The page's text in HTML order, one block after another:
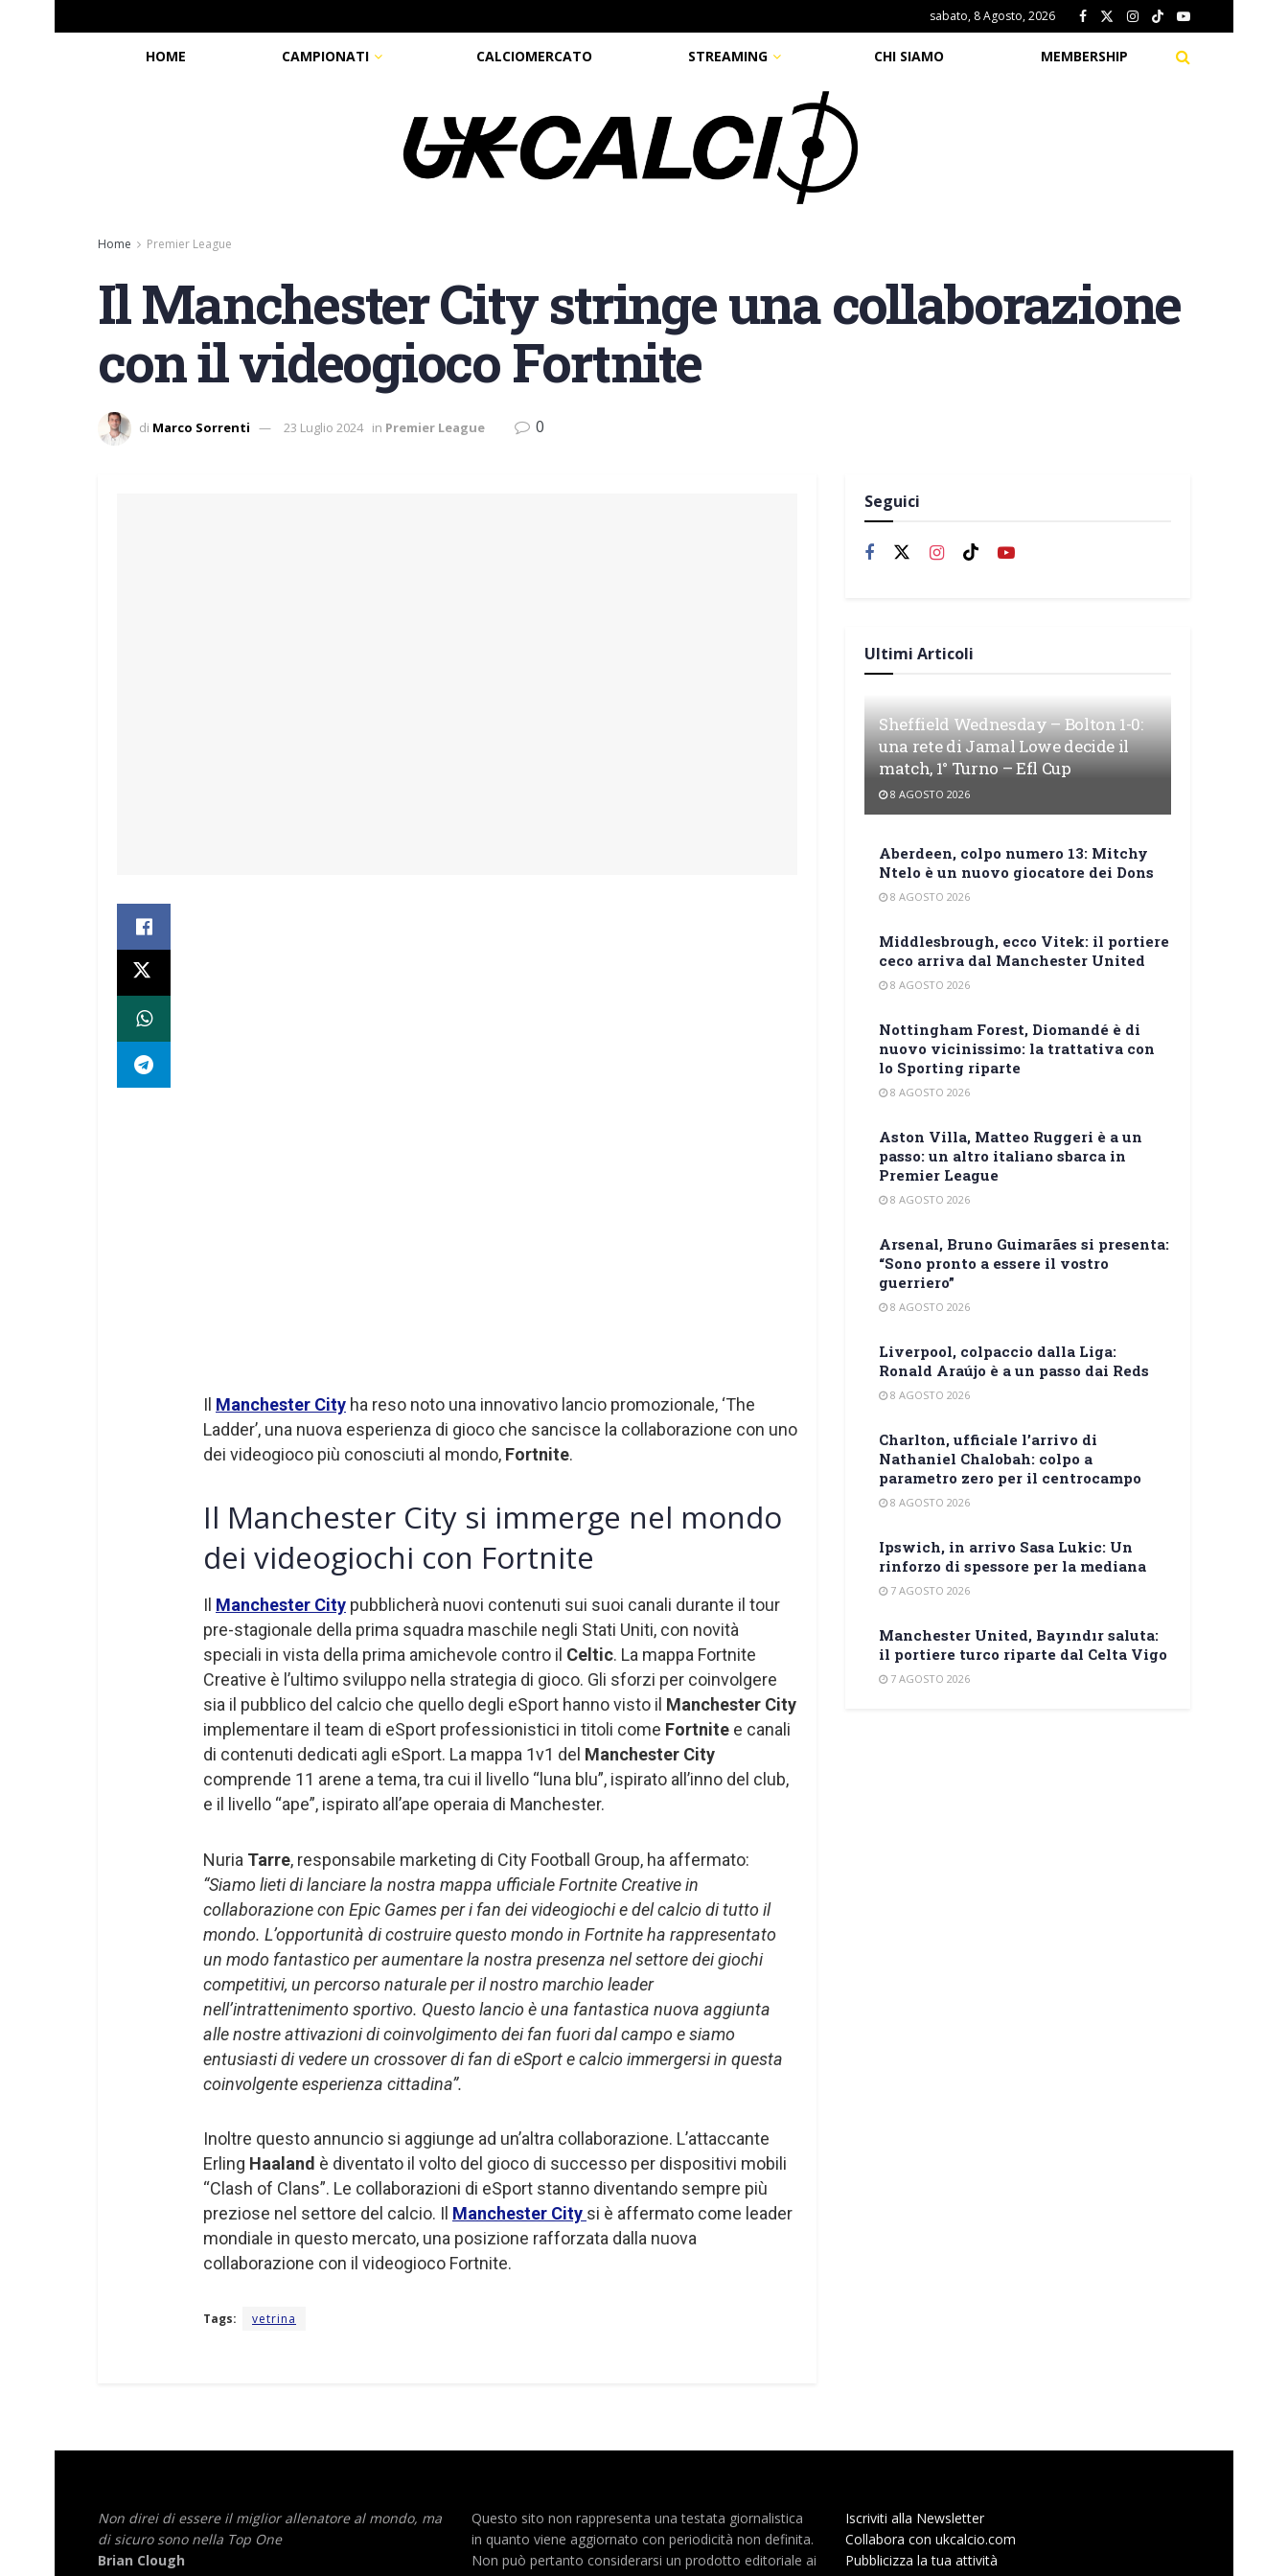
sabato, 8 Agosto, 2026
HOME CAMPIONATI CALCIOMERCATO STREAMING CHI SIAMO MEMBERSHIP
Home Premier League
Il Manchester City stringe una collaborazione
con il videogioco Fortnite
di Marco Sorrenti 23 Luglio 2024 in Premier League 0
Il Manchester City ha reso noto una innovativo lancio promozionale, ‘The
Ladder’, una nuova esperienza di gioco che sancisce la collaborazione con uno
dei videogioco più conosciuti al mondo, Fortnite.
Il Manchester City si immerge nel mondo
dei videogiochi con Fortnite
Il Manchester City pubblicherà nuovi contenuti sui suoi canali durante il tour
pre-stagionale della prima squadra maschile negli Stati Uniti, con novità
speciali in vista della prima amichevole contro il Celtic. La mappa Fortnite
Creative è l’ultimo sviluppo nella strategia di gioco. Gli sforzi per coinvolgere
sia il pubblico del calcio che quello degli eSport hanno visto il Manchester City
implementare il team di eSport professionistici in titoli come Fortnite e canali
di contenuti dedicati agli eSport. La mappa 1v1 del Manchester City
comprende 11 arene a tema, tra cui il livello “luna blu”, ispirato all’inno del club,
e il livello “ape”, ispirato all’ape operaia di Manchester.
Nuria Tarre, responsabile marketing di City Football Group, ha affermato:
“Siamo lieti di lanciare la nostra mappa ufficiale Fortnite Creative in
collaborazione con Epic Games per i fan dei videogiochi e del calcio di tutto il
mondo. L’opportunità di costruire questo mondo in Fortnite ha rappresentato
un modo fantastico per aumentare la nostra presenza nel settore dei giochi
competitivi, un percorso naturale per il nostro marchio leader
nell’intrattenimento sportivo. Questo lancio è una fantastica nuova aggiunta
alle nostre attivazioni di coinvolgimento dei fan fuori dal campo e siamo
entusiasti di vedere un crossover di fan di eSport e calcio immergersi in questa
coinvolgente esperienza cittadina”.
Inoltre questo annuncio si aggiunge ad un’altra collaborazione. L’attaccante
Erling Haaland è diventato il volto del gioco di successo per dispositivi mobili
“Clash of Clans”. Le collaborazioni di eSport stanno diventando sempre più
preziose nel settore del calcio. Il Manchester City si è affermato come leader
mondiale in questo mercato, una posizione rafforzata dalla nuova
collaborazione con il videogioco Fortnite.
Tags: vetrina
Seguici
Ultimi Articoli
Sheffield Wednesday – Bolton 1-0:
una rete di Jamal Lowe decide il
match, 1° Turno – Efl Cup
8 AGOSTO 2026
Aberdeen, colpo numero 13: Mitchy
Ntelo è un nuovo giocatore dei Dons
8 AGOSTO 2026
Middlesbrough, ecco Vitek: il portiere
ceco arriva dal Manchester United
8 AGOSTO 2026
Nottingham Forest, Diomandé è di
nuovo vicinissimo: la trattativa con
lo Sporting riparte
8 AGOSTO 2026
Aston Villa, Matteo Ruggeri è a un
passo: un altro italiano sbarca in
Premier League
8 AGOSTO 2026
Arsenal, Bruno Guimarães si presenta:
“Sono pronto a essere il vostro
guerriero”
8 AGOSTO 2026
Liverpool, colpaccio dalla Liga:
Ronald Araújo è a un passo dai Reds
8 AGOSTO 2026
Charlton, ufficiale l’arrivo di
Nathaniel Chalobah: colpo a
parametro zero per il centrocampo
8 AGOSTO 2026
Ipswich, in arrivo Sasa Lukic: Un
rinforzo di spessore per la mediana
7 AGOSTO 2026
Manchester United, Bayındır saluta:
il portiere turco riparte dal Celta Vigo
7 AGOSTO 2026
Non direi di essere il miglior allenatore al mondo, ma
di sicuro sono nella Top One
Brian Clough
Questo sito non rappresenta una testata giornalistica
in quanto viene aggiornato con periodicità non definita.
Non può pertanto considerarsi un prodotto editoriale ai
Iscriviti alla Newsletter
Collabora con ukcalcio.com
Pubblicizza la tua attività